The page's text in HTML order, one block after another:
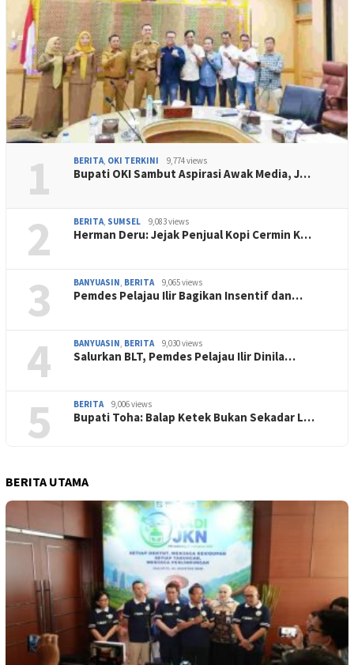
1 BERITA, OKI TERKINI 9,774 views
Bupati OKI Sambut Aspirasi Awak Media, J…
2 BERITA, SUMSEL 9,083 views
Herman Deru: Jejak Penjual Kopi Cermin K…
3 BANYUASIN, BERITA 9,065 views
Pemdes Pelajau Ilir Bagikan Insentif dan…
4 BANYUASIN, BERITA 9,030 views
Salurkan BLT, Pemdes Pelajau Ilir Dinila…
5 BERITA 9,006 views
Bupati Toha: Balap Ketek Bukan Sekadar L…
BERITA UTAMA